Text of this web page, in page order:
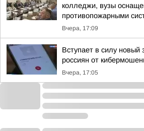
колледжи, вузы
противопожарными
Вчера, 17:09
Вступает в силу новый
россиян от
Вчера, 17:05